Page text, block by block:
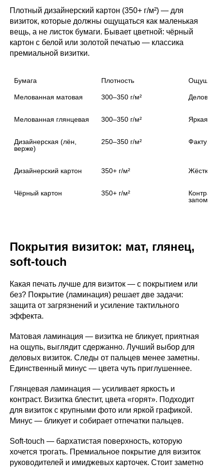
Плотный дизайнерский картон (350+ г/м²) — для
визиток, которые должны ощущаться как маленькая
вещь, а не листок бумаги. Бывает цветной: чёрный
картон с белой или золотой печатью — классика
премиальной визитки.
Бумага Плотность
Мелованная матовая 300–350 г/м²
Мелованная глянцевая 300–350 г/м² Яркая,
Дизайнерская (лён,
верже)
250–350 г/м²
Дизайнерский картон 350+ г/м²
Чёрный картон 350+ г/м²
Покрытия визиток: мат, глянец,
soft-touch
Какая печать лучше для визиток — с покрытием или
без? Покрытие (ламинация) решает две задачи:
защита от загрязнений и усиление тактильного
эффекта.
Матовая ламинация — визитка не бликует, приятная
на ощупь, выглядит сдержанно. Лучший выбор для
деловых визиток. Следы от пальцев менее заметны.
Единственный минус — цвета чуть приглушеннее.
Глянцевая ламинация — усиливает яркость и
контраст. Визитка блестит, цвета «горят». Подходит
для визиток с крупными фото или яркой графикой.
Минус — бликует и собирает отпечатки пальцев.
Soft-touch — бархатистая поверхность, которую
хочется трогать. Премиальное покрытие для визиток
руководителей и имиджевых карточек. Стоит заметно